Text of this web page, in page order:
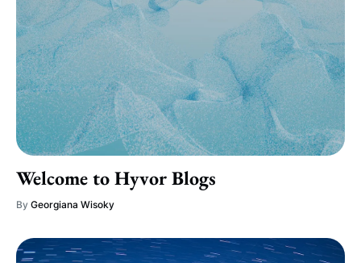
Welcome to Hyvor Blogs
By Georgiana Wisoky